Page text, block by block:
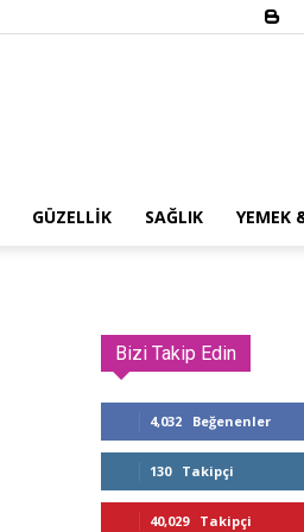
GÜZELLIK SAĞLIK YEMEK
Bizi Takip Edin
4,032 Beğenenler
130 Takipçi
40,029 Takipçi